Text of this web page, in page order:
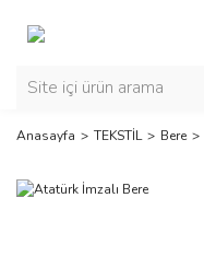
Anasayfa TEKSTİL Bere